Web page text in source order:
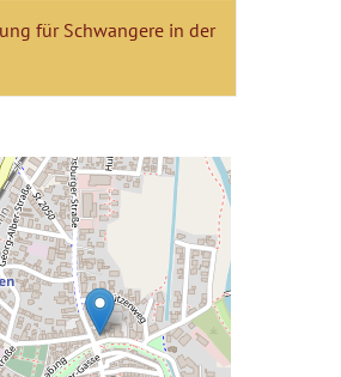
für Schwangere in der